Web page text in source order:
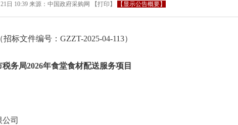
日 10:39来源： 中国政府采购网 【打印 】 【显示公告概要】
（招标文件编号：GZZT-2025-04-113）
务局2026年食堂食材配送服务项目
司